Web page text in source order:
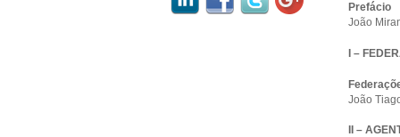
João
I –
João
II –